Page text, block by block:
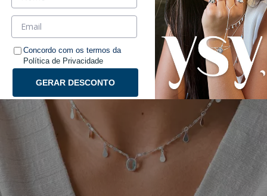
Concordo com os termos da
Política de Privacidade
GERAR DESCONTO